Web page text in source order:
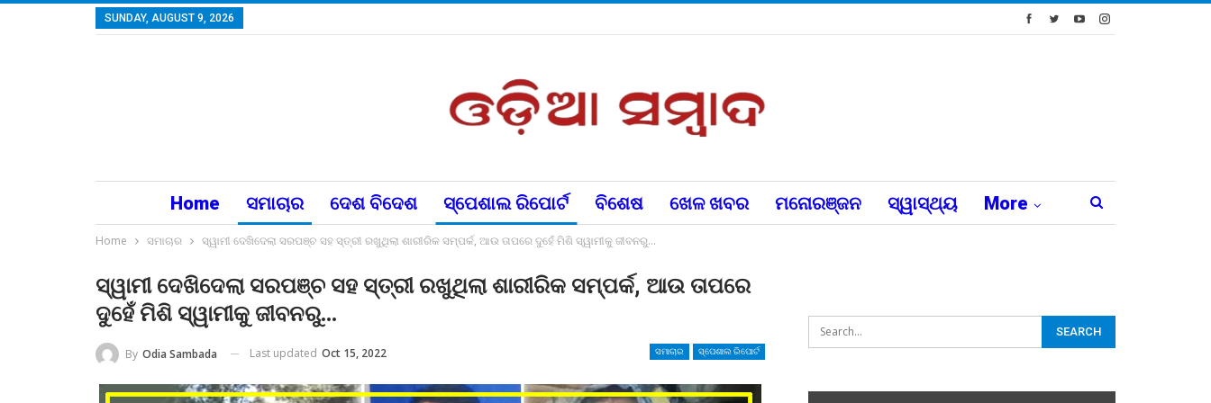
SUNDAY, AUGUST 9, 2026
Home ସମାଚାର ଦେଶ ବିଦେଶ ସ୍ପେଶାଲ ରିପୋର୍ଟ ବିଶେଷ ଖେଳ ଖବର ମନୋରଞ୍ଜନ ସ୍ୱାସ୍ଥ୍ୟ More
Home ସମାଚାର ସ୍ୱାମୀ ଦେଖିଦେଲା ସରପଞ୍ଚ ସହ ସ୍ତ୍ରୀ ରଖୁଥିଲା ଶାରୀରିକ ସମ୍ପର୍କ, ଆଉ ତାପରେ ଦୁହେଁ ମିଶି ସ୍ୱାମୀକୁ ଜୀବନରୁ…
ସ୍ୱାମୀ ଦେଖିଦେଲା ସରପଞ୍ଚ ସହ ସ୍ତ୍ରୀ ରଖୁଥିଲା ଶାରୀରିକ ସମ୍ପର୍କ, ଆଉ ତାପରେ
ଦୁହେଁ ମିଶି ସ୍ୱାମୀକୁ ଜୀବନରୁ…
ସମାଚାର ସ୍ପେଶାଲ ରିପୋର୍ଟ
By Odia Sambada Last updated Oct 15, 2022